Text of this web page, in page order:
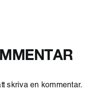
skriva en kommentar.